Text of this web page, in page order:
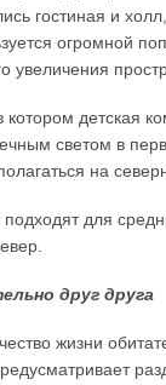
гостиная и
огромной
увеличения
детская
светом в
на
для
друг друга
жизни